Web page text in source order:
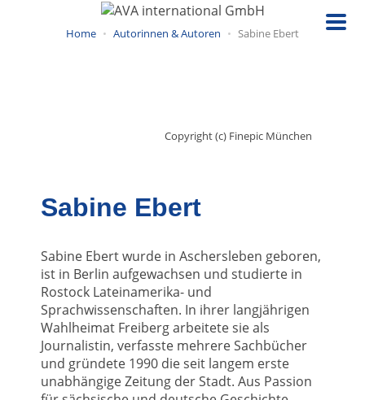
Home Autorinnen & Autoren Sabine Ebert
Copyright (c) Finepic München
Sabine Ebert
Sabine Ebert wurde in Aschersleben geboren,
ist in Berlin aufgewachsen und studierte in
Rostock Lateinamerika- und
Sprachwissenschaften. In ihrer langjährigen
Wahlheimat Freiberg arbeitete sie als
Journalistin, verfasste mehrere Sachbücher
und gründete 1990 die seit langem erste
unabhängige Zeitung der Stadt. Aus Passion